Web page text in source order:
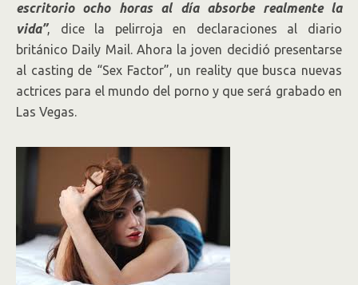
escritorio ocho horas al día absorbe realmente la
vida”, dice la pelirroja en declaraciones al diario
británico Daily Mail. Ahora la joven decidió presentarse
al casting de “Sex Factor”, un reality que busca nuevas
actrices para el mundo del porno y que será grabado en
Las Vegas.